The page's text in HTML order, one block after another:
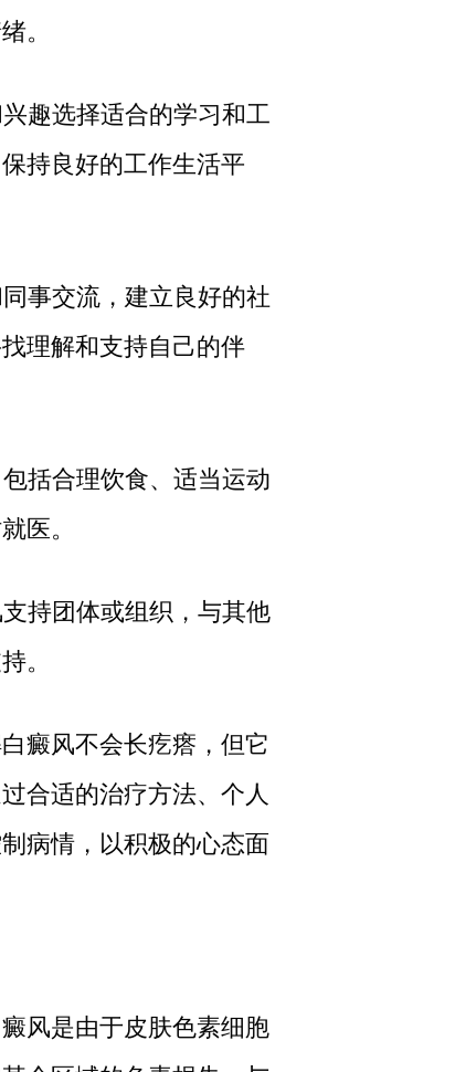
。
趣选择适合的学习和工
持良好的工作生活平
事交流，建立良好的社
理解和支持自己的伴
括合理饮食、适当运动
医。
持团体或组织，与其他
。
癜风不会长疙瘩，但它
合适的治疗方法、个人
病情，以积极的心态面
风是由于皮肤色素细胞